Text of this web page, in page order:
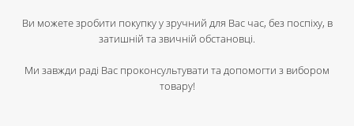
Ви можете зробити покупку у зручний для Вас час, без поспіху, в
затишній та звичній обстановці.
Ми завжди раді Вас проконсультувати та допомогти з вибором
товару!